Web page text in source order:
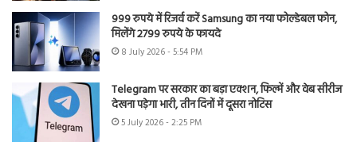
999 रुपये में रिजर्व करें Samsung का नया फोल्डेबल फोन,
मिलेंगे 2799 रुपये के फायदे
8 July 2026 - 5:54 PM
Telegram पर सरकार का बड़ा एक्शन, फिल्में और वेब सीरीज
देखना पड़ेगा भारी, तीन दिनों में दूसरा नोटिस
5 July 2026 - 2:25 PM